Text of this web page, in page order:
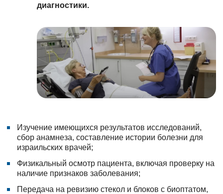
диагностики.
Изучение имеющихся результатов исследований,
сбор анамнеза, составление истории болезни для
израильских врачей;
Физикальный осмотр пациента, включая проверку на
наличие признаков заболевания;
Передача на ревизию стекол и блоков с биоптатом,